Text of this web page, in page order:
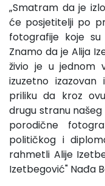
„Smatram da je
će posjetitelji po
fotografije koje
Znamo da je Alija
živio je u jednom
izuzetno
priliku da kroz
drugu stranu
porodične
političkog i
rahmetli Alije
Izetbegović" Nađa